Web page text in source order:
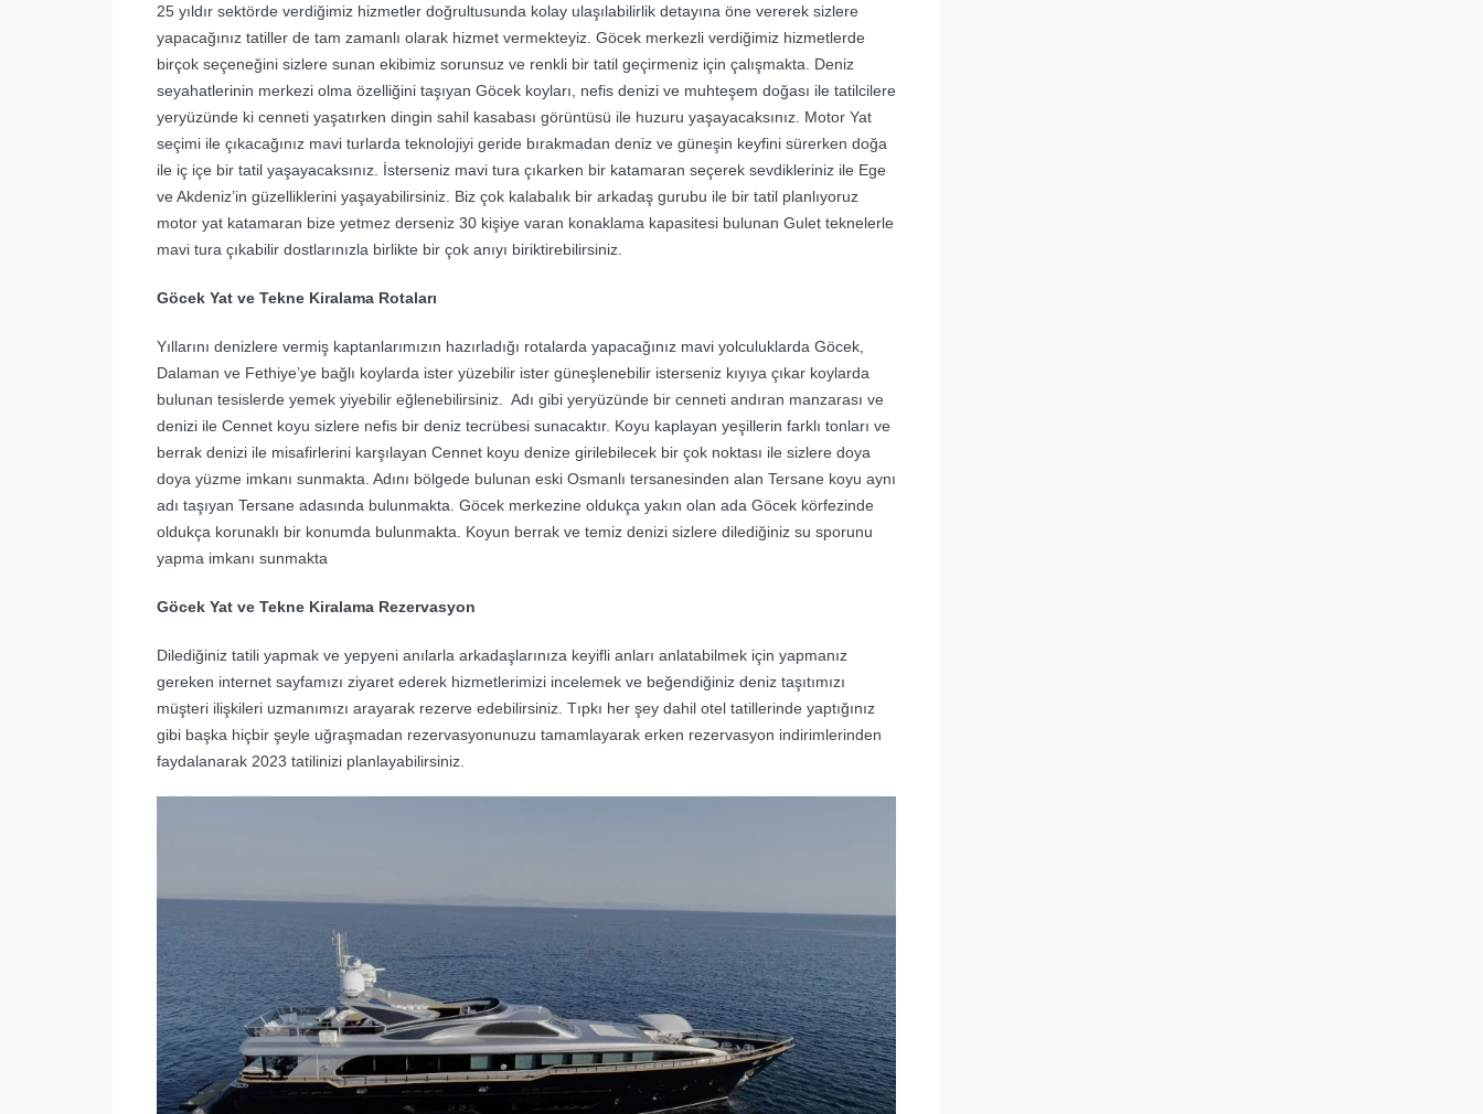
25 yıldır sektörde verdiğimiz hizmetler doğrultusunda kolay ulaşılabilirlik detayına öne vererek sizlere
yapacağınız tatiller de tam zamanlı olarak hizmet vermekteyiz. Göcek merkezli verdiğimiz hizmetlerde
birçok seçeneğini sizlere sunan ekibimiz sorunsuz ve renkli bir tatil geçirmeniz için çalışmakta. Deniz
seyahatlerinin merkezi olma özelliğini taşıyan Göcek koyları, nefis denizi ve muhteşem doğası ile tatilcilere
yeryüzünde ki cenneti yaşatırken dingin sahil kasabası görüntüsü ile huzuru yaşayacaksınız. Motor Yat
seçimi ile çıkacağınız mavi turlarda teknolojiyi geride bırakmadan deniz ve güneşin keyfini sürerken doğa
ile iç içe bir tatil yaşayacaksınız. İsterseniz mavi tura çıkarken bir katamaran seçerek sevdikleriniz ile Ege
ve Akdeniz’in güzelliklerini yaşayabilirsiniz. Biz çok kalabalık bir arkadaş gurubu ile bir tatil planlıyoruz
motor yat katamaran bize yetmez derseniz 30 kişiye varan konaklama kapasitesi bulunan Gulet teknelerle
mavi tura çıkabilir dostlarınızla birlikte bir çok anıyı biriktirebilirsiniz.
Göcek Yat ve Tekne Kiralama Rotaları
Yıllarını denizlere vermiş kaptanlarımızın hazırladığı rotalarda yapacağınız mavi yolculuklarda Göcek,
Dalaman ve Fethiye’ye bağlı koylarda ister yüzebilir ister güneşlenebilir isterseniz kıyıya çıkar koylarda
bulunan tesislerde yemek yiyebilir eğlenebilirsiniz. Adı gibi yeryüzünde bir cenneti andıran manzarası ve
denizi ile Cennet koyu sizlere nefis bir deniz tecrübesi sunacaktır. Koyu kaplayan yeşillerin farklı tonları ve
berrak denizi ile misafirlerini karşılayan Cennet koyu denize girilebilecek bir çok noktası ile sizlere doya
doya yüzme imkanı sunmakta. Adını bölgede bulunan eski Osmanlı tersanesinden alan Tersane koyu aynı
adı taşıyan Tersane adasında bulunmakta. Göcek merkezine oldukça yakın olan ada Göcek körfezinde
oldukça korunaklı bir konumda bulunmakta. Koyun berrak ve temiz denizi sizlere dilediğiniz su sporunu
yapma imkanı sunmakta
Göcek Yat ve Tekne Kiralama Rezervasyon
Dilediğiniz tatili yapmak ve yepyeni anılarla arkadaşlarınıza keyifli anları anlatabilmek için yapmanız
gereken internet sayfamızı ziyaret ederek hizmetlerimizi incelemek ve beğendiğiniz deniz taşıtımızı
müşteri ilişkileri uzmanımızı arayarak rezerve edebilirsiniz. Tıpkı her şey dahil otel tatillerinde yaptığınız
gibi başka hiçbir şeyle uğraşmadan rezervasyonunuzu tamamlayarak erken rezervasyon indirimlerinden
faydalanarak 2023 tatilinizi planlayabilirsiniz.